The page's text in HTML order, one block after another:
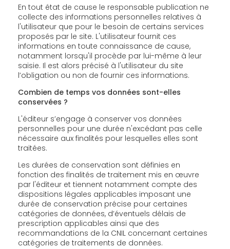
En tout état de cause le responsable publication ne
collecte des informations personnelles relatives à
l'utilisateur que pour le besoin de certains services
proposés par le site. L'utilisateur fournit ces
informations en toute connaissance de cause,
notamment lorsqu'il procède par lui-même à leur
saisie. Il est alors précisé à l'utilisateur du site
l’obligation ou non de fournir ces informations.
Combien de temps vos données sont-elles
conservées ?
L'éditeur s’engage à conserver vos données
personnelles pour une durée n'excédant pas celle
nécessaire aux finalités pour lesquelles elles sont
traitées.
Les durées de conservation sont définies en
fonction des finalités de traitement mis en œuvre
par l'éditeur et tiennent notamment compte des
dispositions légales applicables imposant une
durée de conservation précise pour certaines
catégories de données, d’éventuels délais de
prescription applicables ainsi que des
recommandations de la CNIL concernant certaines
catégories de traitements de données.